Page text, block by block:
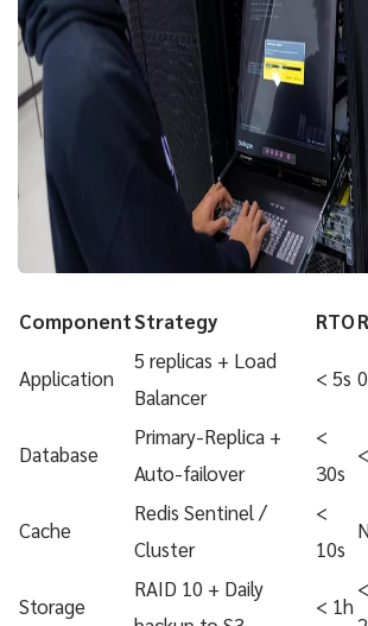
ComponentStrategy RTO
Application
5 replicas + Load
Balancer
< 5s 0
Database
Primary-Replica +
Auto-failover
<
30s
Cache
Redis Sentinel /
Cluster
<
10s
Storage
RAID 10 + Daily
< 1h
<